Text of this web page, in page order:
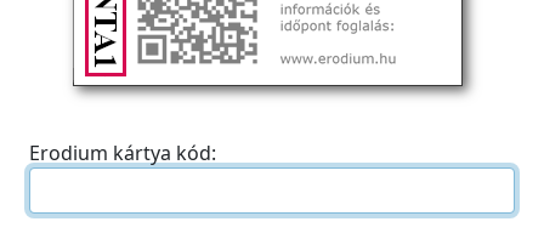
Erodium kártya kód: